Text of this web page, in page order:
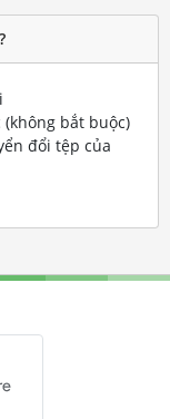
bắt buộc)
đổi tệp của